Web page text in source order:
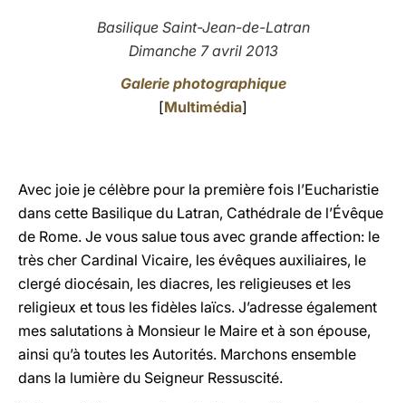
Basilique Saint-Jean-de-Latran
Dimanche 7 avril 2013
Galerie photographique
[Multimédia]
Avec joie je célèbre pour la première fois l’Eucharistie
dans cette Basilique du Latran, Cathédrale de l’Évêque
de Rome. Je vous salue tous avec grande affection: le
très cher Cardinal Vicaire, les évêques auxiliaires, le
clergé diocésain, les diacres, les religieuses et les
religieux et tous les fidèles laïcs. J’adresse également
mes salutations à Monsieur le Maire et à son épouse,
ainsi qu’à toutes les Autorités. Marchons ensemble
dans la lumière du Seigneur Ressuscité.